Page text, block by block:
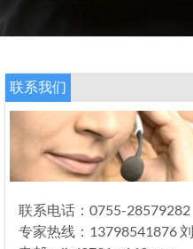
联系我们
联系电话：0755-28579282
专家热线：13798541876